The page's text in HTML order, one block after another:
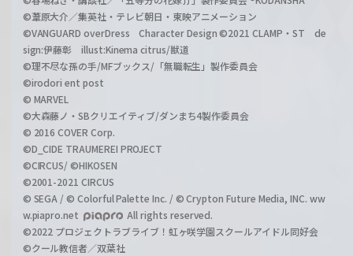
©葦原大介／集英社・テレビ朝日・東映アニメーション
©VANGUARD overDress Character Design ©2021 CLAMP・ST de
sign:伊藤彰 illust:Kinema citrus/獣道
©理不尽な孫の手/MFブックス/「無職転生」製作委員会
©irodori ent post
© MARVEL
©大森藤ノ・SBクリエイティブ/ダンまち4製作委員会
© 2016 COVER Corp.
©D_CIDE TRAUMEREI PROJECT
©CIRCUS/ ©HIKOSEN
©2001-2021 CIRCUS
© SEGA / © Colorful Palette Inc. / © Crypton Future Media, INC. ww
w.piapro.net
All rights reserved.
©2022 プロジェクトラブライブ！虹ヶ咲学園スクールアイドル同好会
©クール教信者／双葉社